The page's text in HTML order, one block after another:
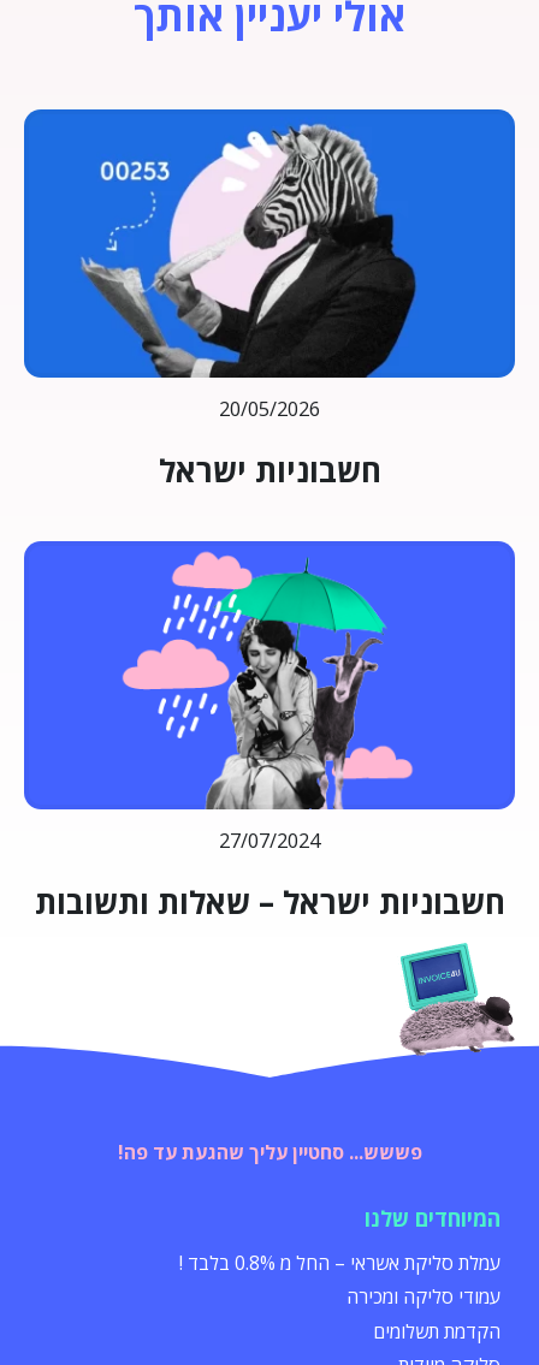
אולי יעניין אותך
20/05/2026
חשבוניות ישראל
27/07/2024
חשבוניות ישראל – שאלות ותשובות
פששש... סחטיין עליך שהגעת עד פה!
המיוחדים שלנו
עמלת סליקת אשראי – החל מ 0.8% בלבד !
עמודי סליקה ומכירה
הקדמת תשלומים